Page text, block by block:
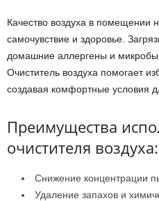
Качество воздуха в помещении
самочувствие и здоровье.
домашние аллергены и микробы
Очиститель воздуха помогает
создавая комфортные условия
Преимущества
очистителя воздуха:
Снижение концентрации
Удаление запахов и